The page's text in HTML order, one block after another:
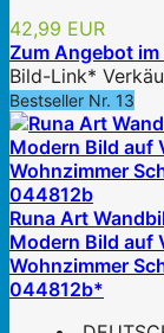
42,99 EUR
Zum Angebot
Bild-Link*
Bestseller Nr. 13
Runa Art
Modern Bild auf
Wohnzimmer
044812b*